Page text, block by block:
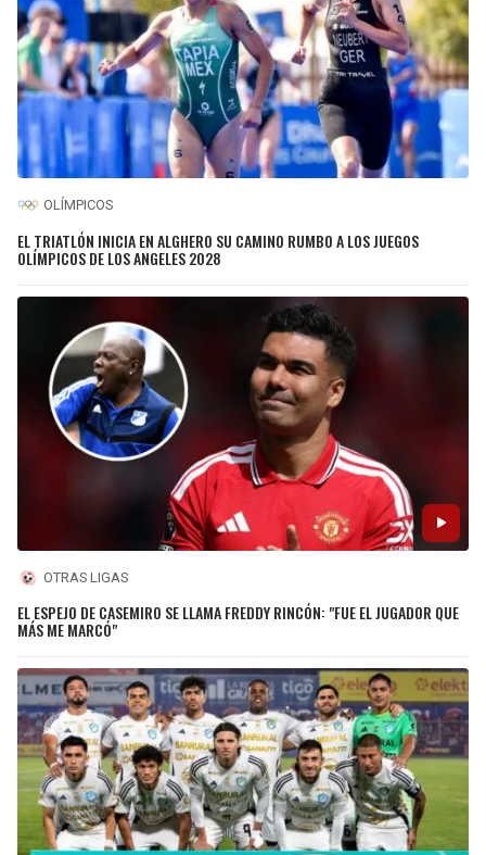
OLÍMPICOS
EL TRIATLÓN INICIA EN ALGHERO SU CAMINO RUMBO A LOS JUEGOS
OLÍMPICOS DE LOS ANGELES 2028
OTRAS LIGAS
EL ESPEJO DE CASEMIRO SE LLAMA FREDDY RINCÓN: "FUE EL JUGADOR QUE
MÁS ME MARCÓ"